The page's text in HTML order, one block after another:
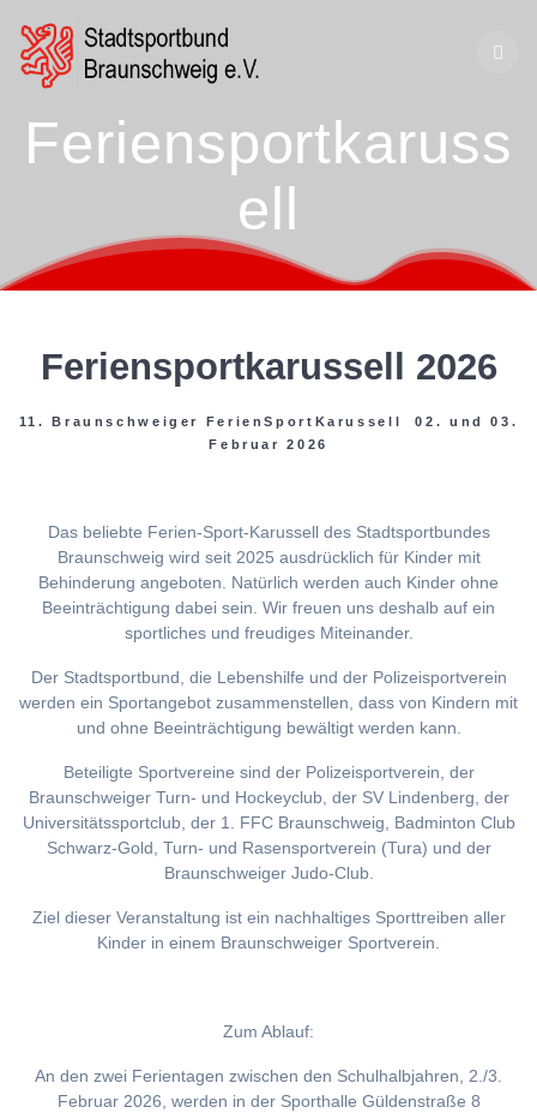
Feriensportkaruss
ell
Feriensportkarussell 2026
11. Braunschweiger FerienSportKarussell 02. und 03.
Februar 2026
Das beliebte Ferien-Sport-Karussell des Stadtsportbundes
Braunschweig wird seit 2025 ausdrücklich für Kinder mit
Behinderung angeboten. Natürlich werden auch Kinder ohne
Beeinträchtigung dabei sein. Wir freuen uns deshalb auf ein
sportliches und freudiges Miteinander.
Der Stadtsportbund, die Lebenshilfe und der Polizeisportverein
werden ein Sportangebot zusammenstellen, dass von Kindern mit
und ohne Beeinträchtigung bewältigt werden kann.
Beteiligte Sportvereine sind der Polizeisportverein, der
Braunschweiger Turn- und Hockeyclub, der SV Lindenberg, der
Universitätssportclub, der 1. FFC Braunschweig, Badminton Club
Schwarz-Gold, Turn- und Rasensportverein (Tura) und der
Braunschweiger Judo-Club.
Ziel dieser Veranstaltung ist ein nachhaltiges Sporttreiben aller
Kinder in einem Braunschweiger Sportverein.
Zum Ablauf:
An den zwei Ferientagen zwischen den Schulhalbjahren, 2./3.
Februar 2026, werden in der Sporthalle Güldenstraße 8